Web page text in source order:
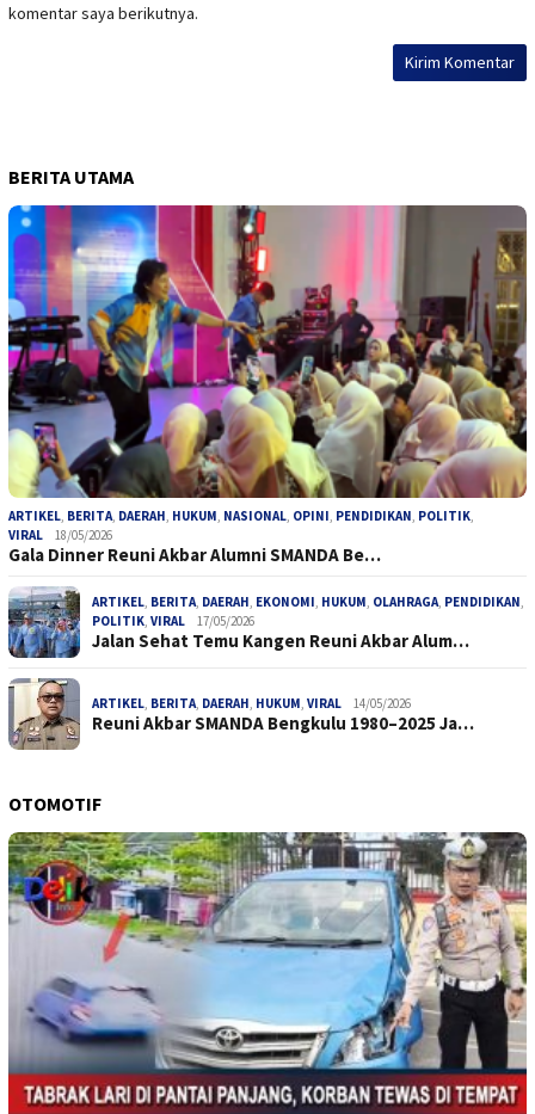
komentar saya berikutnya.
BERITA UTAMA
ARTIKEL, BERITA, DAERAH, HUKUM, NASIONAL, OPINI, PENDIDIKAN, POLITIK,
VIRAL
18/05/2026
Gala Dinner Reuni Akbar Alumni SMANDA Be…
ARTIKEL, BERITA, DAERAH, EKONOMI, HUKUM, OLAHRAGA, PENDIDIKAN,
POLITIK, VIRAL 17/05/2026
Jalan Sehat Temu Kangen Reuni Akbar Alum…
ARTIKEL, BERITA, DAERAH, HUKUM, VIRAL 14/05/2026
Reuni Akbar SMANDA Bengkulu 1980–2025 Ja…
OTOMOTIF